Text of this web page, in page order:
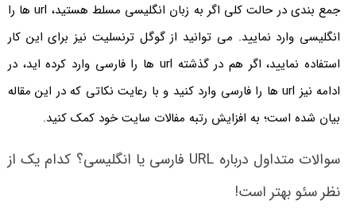
جمع بندی در حالت کلی اگر به زبان انگلیسی مسلط هستید، url ها را
انگلیسی وارد نمایید. می توانید از گوگل ترنسلیت نیز برای این کار
استفاده نمایید، اگر هم در گذشته url ها را فارسی وارد کرده اید، در
ادامه نیز url ها را فارسی وارد کنید و با رعایت نکاتی که در این مقاله
بیان شده است؛ به افزایش رتبه مفالات سایت خود کمک کنید.
سوالات متداول درباره URL فارسی یا انگلیسی؟ کدام یک از
نظر سئو بهتر است!